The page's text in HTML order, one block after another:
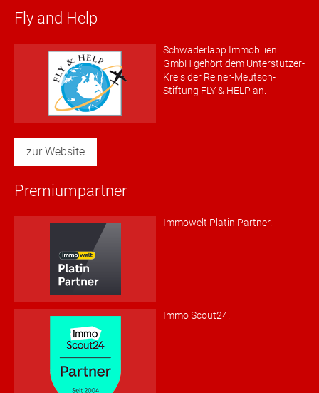
Fly and Help
Schwaderlapp Immobilien
GmbH gehört dem Unterstützer-
Kreis der Reiner-Meutsch-
Stiftung FLY & HELP an.
zur Website
Premiumpartner
Immowelt Platin Partner.
Immo Scout24.